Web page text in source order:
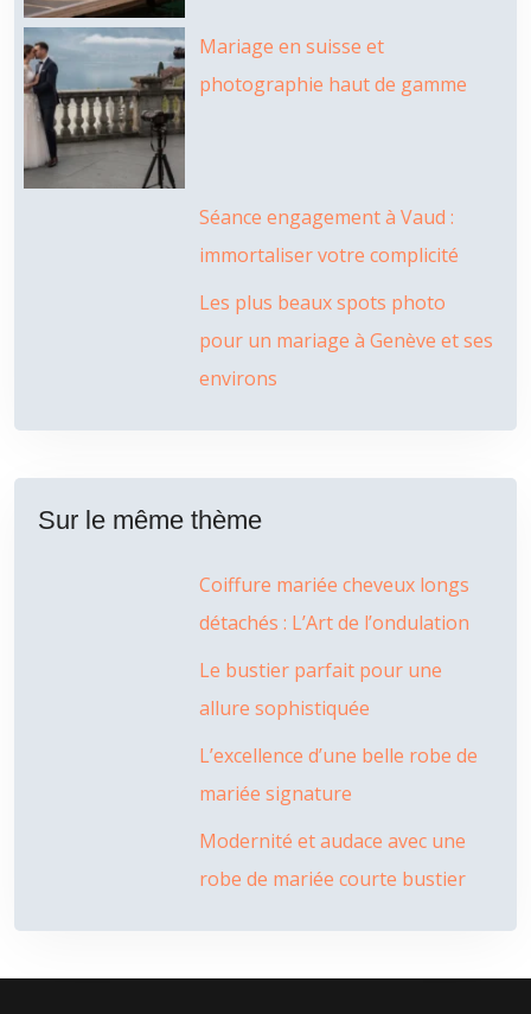
Mariage en suisse et
photographie haut de gamme
Séance engagement à Vaud :
immortaliser votre complicité
Les plus beaux spots photo
pour un mariage à Genève et ses
environs
Sur le même thème
Coiffure mariée cheveux longs
détachés : L’Art de l’ondulation
Le bustier parfait pour une
allure sophistiquée
L’excellence d’une belle robe de
mariée signature
Modernité et audace avec une
robe de mariée courte bustier